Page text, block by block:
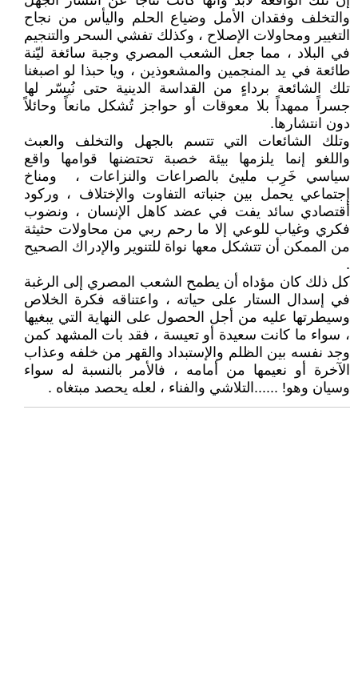
والتخلف وفقدان الأمل وضياع الحلم واليأس من نجاح
التغيير ومحاولات الإصلاح ، وكذلك تفشي السحر والتنجيم
في البلاد ، مما جعل الشعب المصري وجبة سائغة ليّنة
طائعة في يد المنجمين والمشعوذين ، ويا حبذا لو اصبغنا
تلك الشائعة برداءٍ من القداسة الدينية حتى نُيسّر لها
جسراً ممهداً بلا معوقات أو حواجز تُشكل مانعاً وحائلاً
دون انتشارها.
وتلك الشائعات التي تتسم بالجهل والتخلف والعبث
واللغو إنما يلزمها بيئة خصبة تحتضنها قوامها واقع
سياسي خَرِب مليئ بالصراعات والنزاعات ، ومناخ
إجتماعي يحمل بين جنباته التفاوت والإختلاف ، وركود
أقتصادي سائد يفت في عضد كاهل الإنسان ، ونضوب
فكري وغياب للوعي إلا ما رحم ربي من محاولات حثيثة
من الممكن أن تتشكل معها نواة للتنوير والإدراك الصحيح
.
كل ذلك كان مؤداه أن يطمح الشعب المصري إلى الرغبة
في إسدال الستار على حياته ، واعتناقه فكرة الخلاص
وسيطرتها عليه من أجل الحصول على النهاية التي يبغيها
، سواء ما كانت سعيدة أو تعيسة ، فقد بات المشهد كمن
وجد نفسه بين الظلم والإستبداد والقهر من خلفه وعذاب
الآخرة أو نعيمها من أمامه ، فالأمر بالنسبة له سواء
وسيان وهو! ......التلاشي والفناء ، لعله يحصد مبتغاه .